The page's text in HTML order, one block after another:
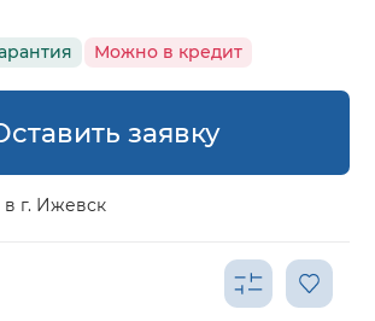
Можно в кредит
заявку
в г. Ижевск